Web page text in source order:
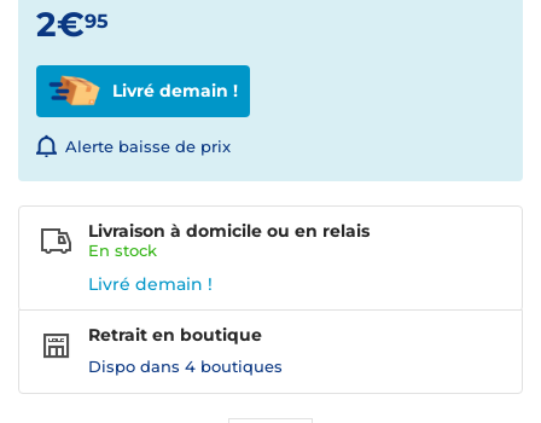
2€95
Livré demain !
Alerte baisse de prix
Livraison à domicile ou en relais
En stock
Livré demain !
Retrait en boutique
Dispo dans 4 boutiques